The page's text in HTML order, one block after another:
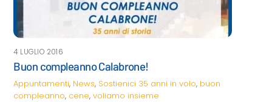
4 LUGLIO 2016
Buon compleanno Calabrone!
Appuntamenti, News, Sostienici 35 anni in volo, buon
compleanno, cene,voliamo insieme